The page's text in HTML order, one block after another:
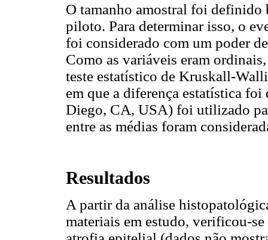
O tamanho amostral foi definido
piloto. Para determinar isso, o
foi considerado com um poder
Como as variáveis eram
teste estatístico de Kruskall-
em que a diferença estatística
Diego, CA, USA) foi utilizado
entre as médias foram
Resultados
A partir da análise
materiais em estudo, verificou-